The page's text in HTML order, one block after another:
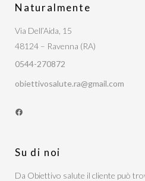
Naturalmente
Via Dell’Aida, 15
48124 – Ravenna (RA)
0544-270872
obiettivosalute.ra@gmail.com
Facebook
Su di noi
Da Obiettivo salute il cliente può